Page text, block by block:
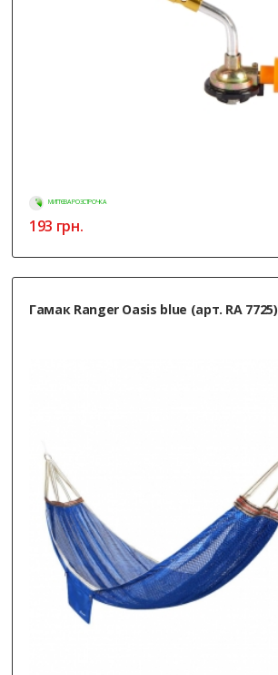
МИТТЄВА РОЗСТРОЧКА
193 грн.
Гамак Ranger Oasis blue (арт. RA 7725)